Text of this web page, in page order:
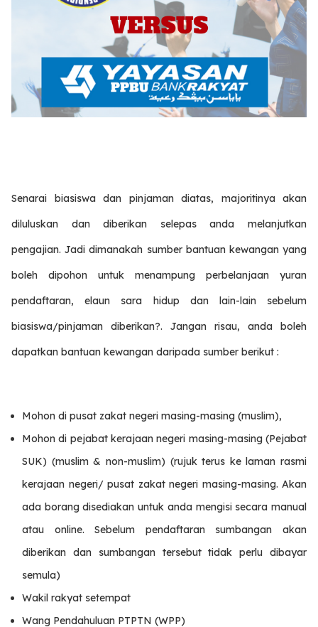
Senarai biasiswa dan pinjaman diatas, majoritinya akan
diluluskan dan diberikan selepas anda melanjutkan
pengajian. Jadi dimanakah sumber bantuan kewangan yang
boleh dipohon untuk menampung perbelanjaan yuran
pendaftaran, elaun sara hidup dan lain-lain sebelum
biasiswa/pinjaman diberikan?. Jangan risau, anda boleh
dapatkan bantuan kewangan daripada sumber berikut :
Mohon di pusat zakat negeri masing-masing (muslim),
Mohon di pejabat kerajaan negeri masing-masing (Pejabat
SUK) (muslim & non-muslim) (rujuk terus ke laman rasmi
kerajaan negeri/ pusat zakat negeri masing-masing. Akan
ada borang disediakan untuk anda mengisi secara manual
atau online. Sebelum pendaftaran sumbangan akan
diberikan dan sumbangan tersebut tidak perlu dibayar
semula)
Wakil rakyat setempat
Wang Pendahuluan PTPTN (WPP)